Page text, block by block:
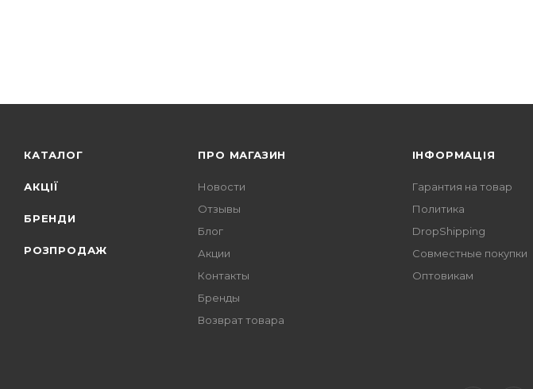
КАТАЛОГ
АКЦІЇ
БРЕНДИ
РОЗПРОДАЖ
ПРО МАГАЗИН
Новости
Отзывы
Блог
Акции
Контакты
Бренды
Возврат товара
ІНФОРМАЦІЯ
Гарантия на товар
Политика
DropShipping
Совместные покупки
Оптовикам